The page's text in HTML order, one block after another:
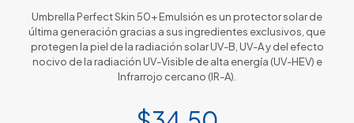
Umbrella Perfect Skin 50+ Emulsión es un protector solar de
última generación gracias a sus ingredientes exclusivos, que
protegen la piel de la radiación solar UV-B, UV-A y del efecto
nocivo de la radiación UV-Visible de alta energía (UV-HEV) e
Infrarrojo cercano (IR-A).